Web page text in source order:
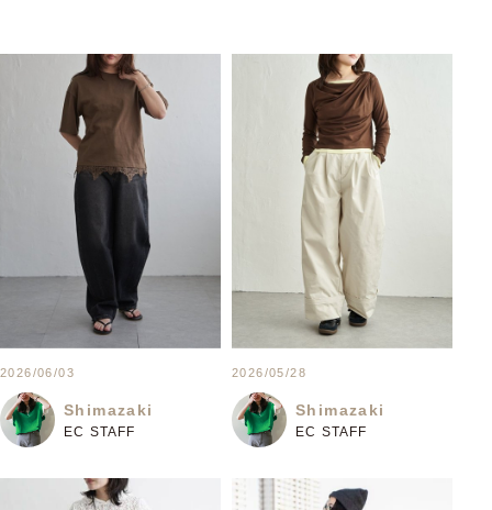
2026/06/03
Shimazaki
EC STAFF
2026/05/28
Shimazaki
EC STAFF